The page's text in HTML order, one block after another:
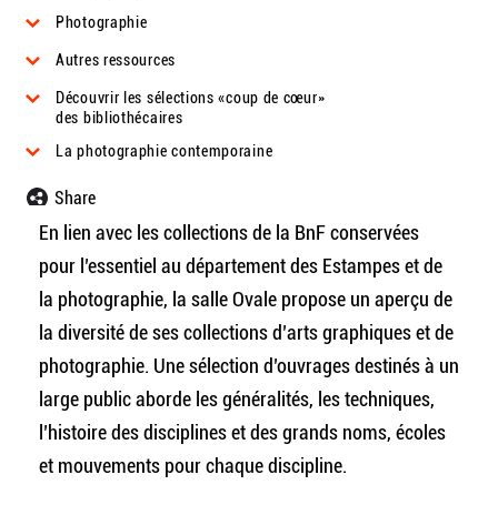
Photographie
Autres ressources
Découvrir les sélections «coup de cœur»
des bibliothécaires
La photographie contemporaine
Share
En lien avec les collections de la BnF conservées
pour l’essentiel au département des Estampes et de
la photographie, la salle Ovale propose un aperçu de
la diversité de ses collections d’arts graphiques et de
photographie. Une sélection d’ouvrages destinés à un
large public aborde les généralités, les techniques,
l’histoire des disciplines et des grands noms, écoles
et mouvements pour chaque discipline.